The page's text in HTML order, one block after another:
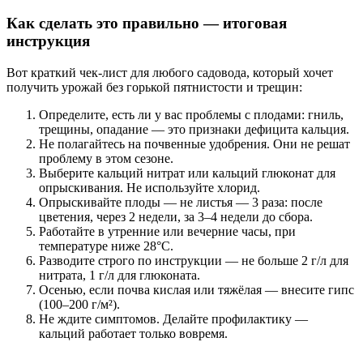
Как сделать это правильно — итоговая
инструкция
Вот краткий чек-лист для любого садовода, который хочет
получить урожай без горькой пятнистости и трещин:
Определите, есть ли у вас проблемы с плодами: гниль,
трещины, опадание — это признаки дефицита кальция.
Не полагайтесь на почвенные удобрения. Они не решат
проблему в этом сезоне.
Выберите кальций нитрат или кальций глюконат для
опрыскивания. Не используйте хлорид.
Опрыскивайте плоды — не листья — 3 раза: после
цветения, через 2 недели, за 3–4 недели до сбора.
Работайте в утренние или вечерние часы, при
температуре ниже 28°C.
Разводите строго по инструкции — не больше 2 г/л для
нитрата, 1 г/л для глюконата.
Осенью, если почва кислая или тяжёлая — внесите гипс
(100–200 г/м²).
Не ждите симптомов. Делайте профилактику —
кальций работает только вовремя.